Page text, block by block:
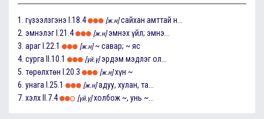
1. гүзээлзгэнэ I.18.4 [ж.н] сайхан амттай н...
2. эмнэлэг I.21.4 [ж.н] эмнэх үйл; эмнэ...
3. араг I.22.1 [ж.н] ~ савар; ~ яс
4. сурга II.10.1 [үй.ү] эрдэм мэдлэг ол...
5. төрөлхтөн I.20.3 [ж.н] хүн ~
6. унага I.25.1 [ж.н] адуу, хулан, та...
7. хэлх II.7.4 [үй.ү] холбож ~, унь ~...